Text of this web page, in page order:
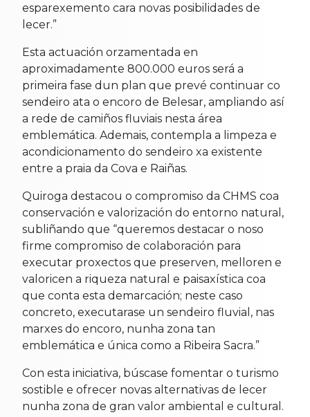
esparexemento cara novas posibilidades de
lecer.”
Esta actuación orzamentada en
aproximadamente 800.000 euros será a
primeira fase dun plan que prevé continuar co
sendeiro ata o encoro de Belesar, ampliando así
a rede de camiños fluviais nesta área
emblemática. Ademais, contempla a limpeza e
acondicionamento do sendeiro xa existente
entre a praia da Cova e Raiñas.
Quiroga destacou o compromiso da CHMS coa
conservación e valorización do entorno natural,
subliñando que “queremos destacar o noso
firme compromiso de colaboración para
executar proxectos que preserven, melloren e
valoricen a riqueza natural e paisaxística coa
que conta esta demarcación; neste caso
concreto, executarase un sendeiro fluvial, nas
marxes do encoro, nunha zona tan
emblemática e única como a Ribeira Sacra.”
Con esta iniciativa, búscase fomentar o turismo
sostible e ofrecer novas alternativas de lecer
nunha zona de gran valor ambiental e cultural.